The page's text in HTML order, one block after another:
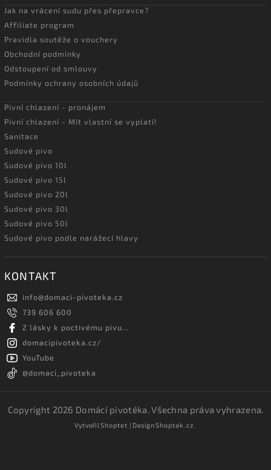
Jak na vrácení sudu přes přepravce?
Affiliate program
Pravidla soutěže o vouchery
Obchodní podmínky
Odstoupení od smlouvy
Podmínky ochrany osobních údajů
Pivní chlazení - pronájem
Pivní chlazení - Mít vlastní se vyplatí!
Sanitace
Sudové pivo
Sudové pivo 10l
Sudové pivo 15l
Sudové pivo 20l
Sudové pivo 30l
Sudové pivo 50l
Sudové pivo podle narážecí hlavy
KONTAKT
info@domaci-pivoteka.cz
739 606 600
Z lásky k poctivému pivu...
domacipivoteka.cz/
YouTube
@domaci_pivoteka
Copyright 2026 Domácí pivotéka. Všechna práva vyhrazena.
VytvořilShoptet | DesignShoptak.cz.